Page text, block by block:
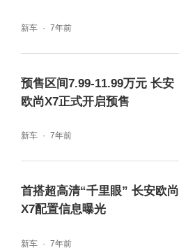
新车 7年前
预售区间7.99-11.99万元 长安
欧尚X7正式开启预售
新车 7年前
首搭超高清“千里眼” 长安欧尚
X7配置信息曝光
新车 7年前